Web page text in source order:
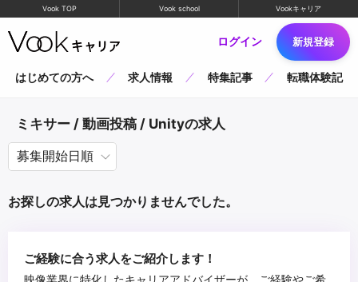
Vook TOP Vook school Vookキャリア
ログイン 新規登録
はじめての方へ 求人情報 特集記事 転職体験記
ミキサー / 動画投稿 / Unityの求人
お探しの求人は見つかりませんでした。
ご経験に合う求人をご紹介します！
映像業界に特化したキャリアアドバイザーが、ご経験やご希